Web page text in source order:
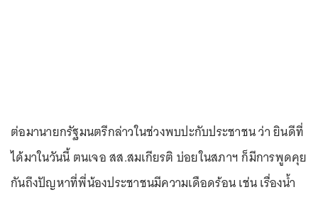
ต่อมานายกรัฐมนตรีกล่าวในช่วงพบปะกับประชาชน ว่า ยินดีที่
ได้มาในวันนี้ ตนเจอ สส.สมเกียรติ บ่อยในสภาฯ ก็มีการพูดคุย
กันถึงปัญหาที่พี่น้องประชาชนมีความเดือดร้อน เช่น เรื่องน้ำ